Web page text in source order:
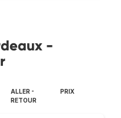
-
ALLER -
RETOUR
PRIX